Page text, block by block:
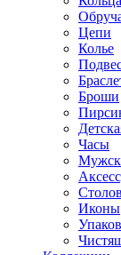
Цепи
Колье
Броши
Часы
Иконы